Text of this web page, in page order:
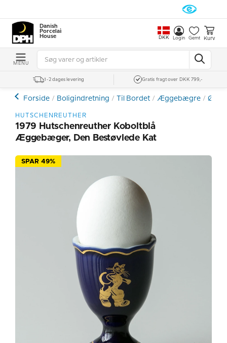
Danish
Porcelain
House
DKK Login Gemt Kurv
MENU
1-2 dages levering Gratis fragt over DKK 799,-
Forside Boligindretning Til Bordet Æggebægre
HUTSCHENREUTHER
1979 Hutschenreuther Koboltblå
Æggebæger, Den Bestøvlede Kat
SPAR 49%